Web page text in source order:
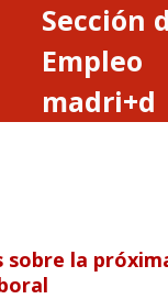
Sección
Empleo
madri+d
sobre la